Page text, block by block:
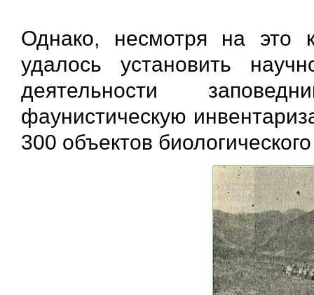
Однако, несмотря на это
удалось установить
деятельности
фаунистическую
300 объектов